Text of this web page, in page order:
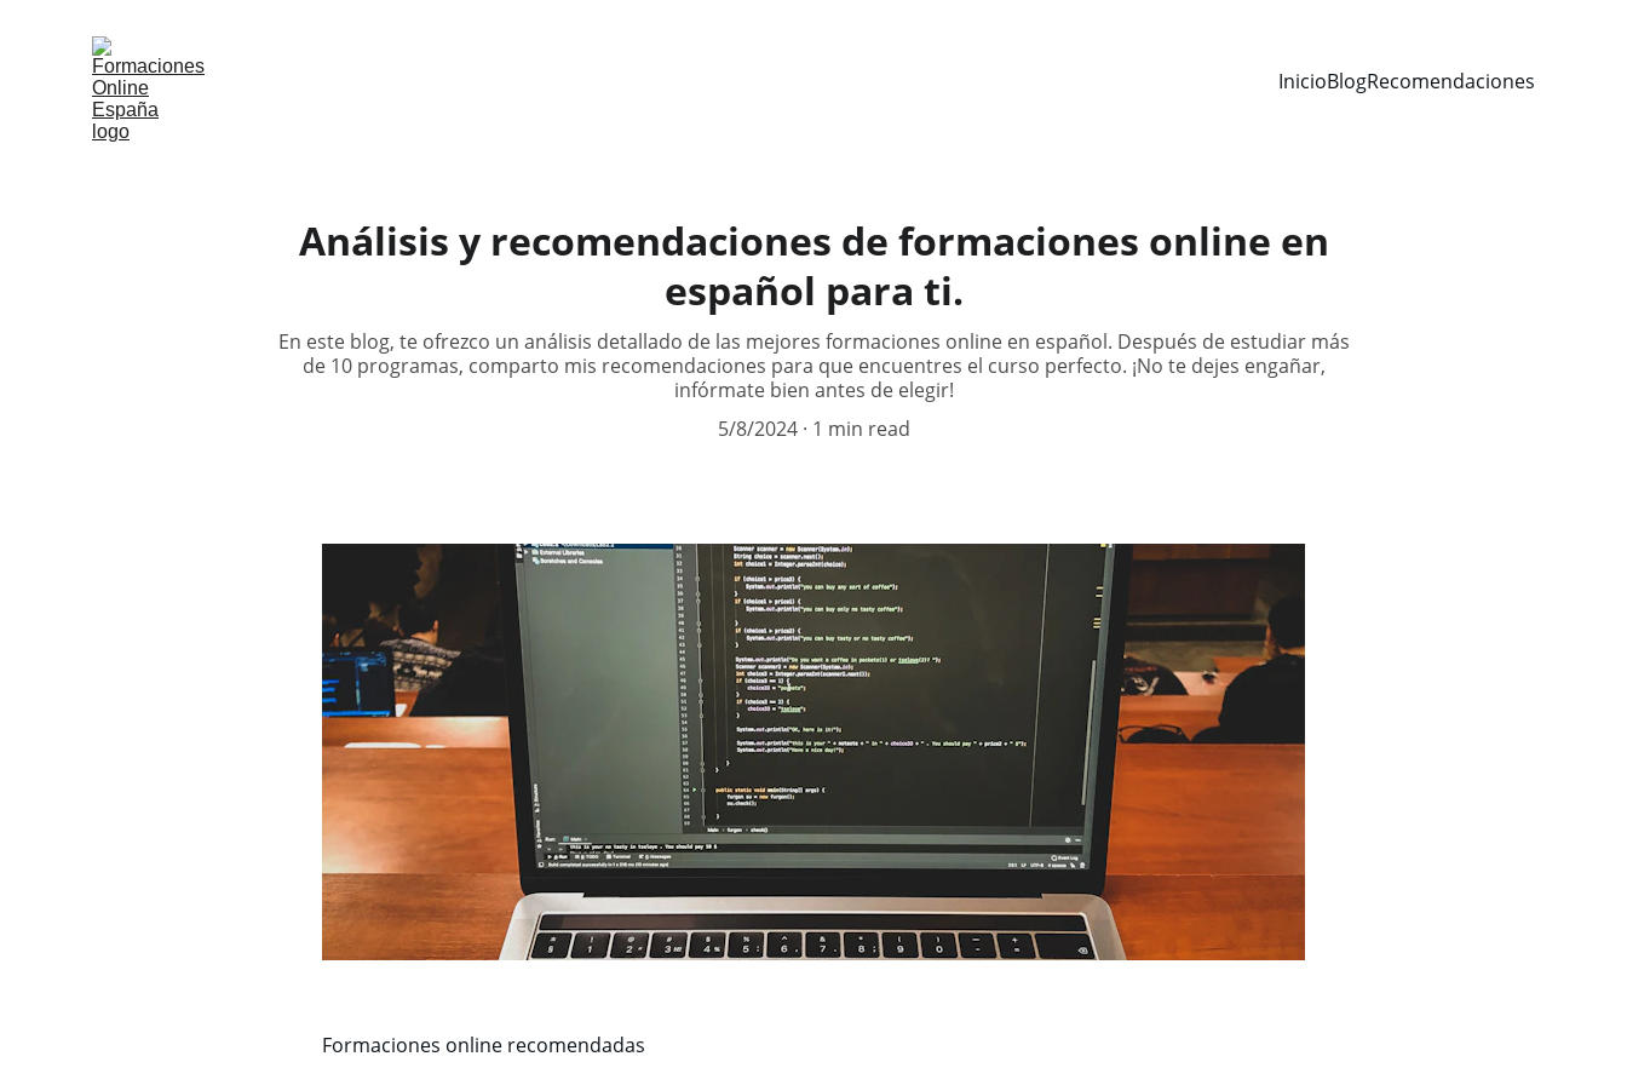
InicioBlogRecomendaciones
Análisis y recomendaciones de formaciones online en
español para ti.
En este blog, te ofrezco un análisis detallado de las mejores formaciones online en español. Después de estudiar más
de 10 programas, comparto mis recomendaciones para que encuentres el curso perfecto. ¡No te dejes engañar,
infórmate bien antes de elegir!
5/8/2024
1 min read
Formaciones online recomendadas